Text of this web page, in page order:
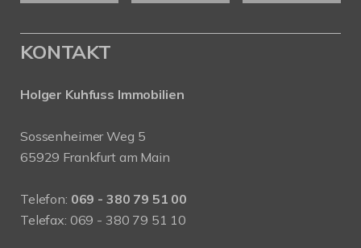
KONTAKT
Holger Kuhfuss Immobilien
Sossenheimer Weg 5
65929 Frankfurt am Main
Telefon: 069 - 380 79 51 00
Telefax: 069 - 380 79 51 10